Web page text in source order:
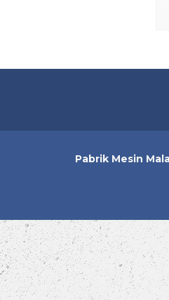
Pabrik Mesin